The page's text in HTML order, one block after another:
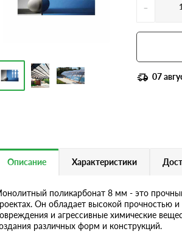
-
07
Описание Характеристики
поликарбонат 8 мм - это
Он обладает высокой прочностью
и агрессивные химические
различных форм и конструкций.